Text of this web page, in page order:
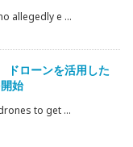
allegedly e ...
ドローンを活用した
始
to get ...